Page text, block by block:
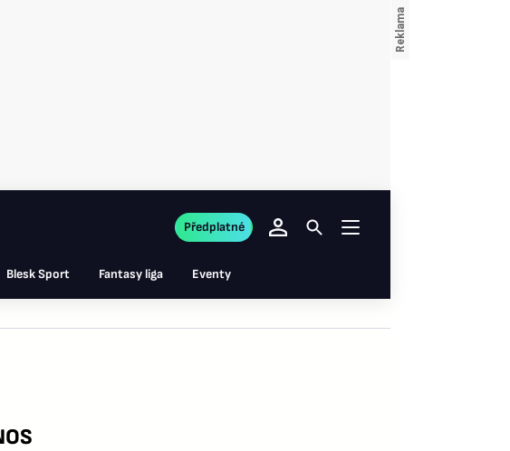
Blesk Sport Fantasy liga Eventy
Předplatné